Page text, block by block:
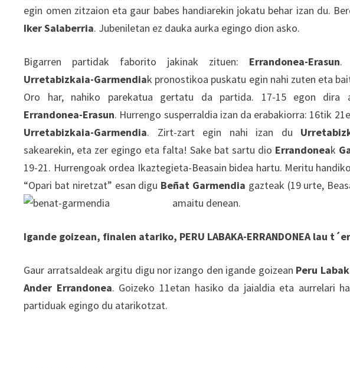
egin omen zitzaion eta gaur babes handiarekin jokatu behar izan du.
Iker Salaberria. Jubeniletan ez dauka aurka egingo dion asko.
Bigarren partidak faborito jakinak zituen: Errandonea-Erasun.
Urretabizkaia-Garmendiak pronostikoa puskatu egin nahi zuten eta
Oro har, nahiko parekatua gertatu da partida. 17-15 egon dira
Errandonea-Erasun. Hurrengo susperraldia izan da erabakiorra: 16tik
Urretabizkaia-Garmendia. Zirt-zart egin nahi izan du
sakearekin, eta zer egingo eta falta! Sake bat sartu dio Errandoneak
19-21. Hurrengoak ordea Ikaztegieta-Beasain bidea hartu. Meritu
“Opari bat niretzat” esan digu Beñat Garmendia gazteak (19 urte,
amaitu denean.
Igande goizean, finalen atariko, PERU LABAKA-ERRANDONEA lau
Gaur arratsaldeak argitu digu nor izango den igande goizean Peru
Ander Errandonea. Goizeko 11etan hasiko da jaialdia eta aurrelari
partiduak egingo du atarikotzat.